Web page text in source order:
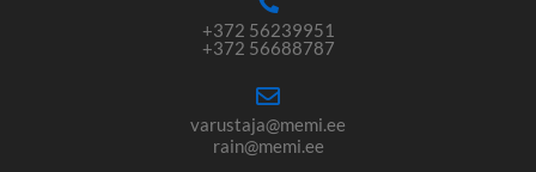
+372 56239951
+372 56688787
varustaja@memi.ee
rain@memi.ee